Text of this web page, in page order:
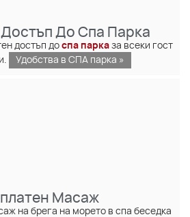
Достъп До Спа Парка
достъп до спа парказа всеки гост
Удобства в СПА парка »
Масаж
на брега на морето в спа беседка